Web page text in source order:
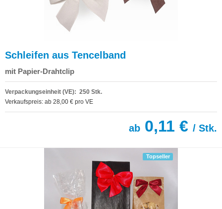
Schleifen aus Tencelband
mit Papier-Drahtclip
Verpackungseinheit (VE): 250 Stk.
Verkaufspreis: ab 28,00 € pro VE
ab 0,11 € / Stk.
Topseller